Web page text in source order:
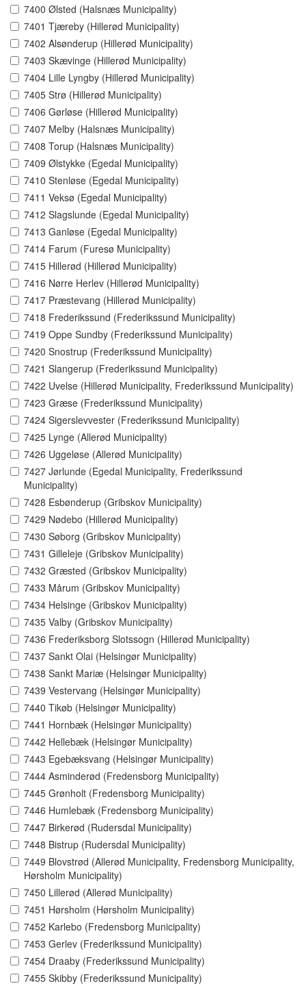
7400 Ølsted (Halsnæs Municipality)
7401 Tjæreby (Hillerød Municipality)
7402 Alsønderup (Hillerød Municipality)
7403 Skævinge (Hillerød Municipality)
7404 Lille Lyngby (Hillerød Municipality)
7405 Strø (Hillerød Municipality)
7406 Gørløse (Hillerød Municipality)
7407 Melby (Halsnæs Municipality)
7408 Torup (Halsnæs Municipality)
7409 Ølstykke (Egedal Municipality)
7410 Stenløse (Egedal Municipality)
7411 Veksø (Egedal Municipality)
7412 Slagslunde (Egedal Municipality)
7413 Ganløse (Egedal Municipality)
7414 Farum (Furesø Municipality)
7415 Hillerød (Hillerød Municipality)
7416 Nørre Herlev (Hillerød Municipality)
7417 Præstevang (Hillerød Municipality)
7418 Frederikssund (Frederikssund Municipality)
7419 Oppe Sundby (Frederikssund Municipality)
7420 Snostrup (Frederikssund Municipality)
7421 Slangerup (Frederikssund Municipality)
7422 Uvelse (Hillerød Municipality, Frederikssund Municipality)
7423 Græse (Frederikssund Municipality)
7424 Sigerslevvester (Frederikssund Municipality)
7425 Lynge (Allerød Municipality)
7426 Uggeløse (Allerød Municipality)
7427 Jørlunde (Egedal Municipality, Frederikssund
Municipality)
7428 Esbønderup (Gribskov Municipality)
7429 Nødebo (Hillerød Municipality)
7430 Søborg (Gribskov Municipality)
7431 Gilleleje (Gribskov Municipality)
7432 Græsted (Gribskov Municipality)
7433 Mårum (Gribskov Municipality)
7434 Helsinge (Gribskov Municipality)
7435 Valby (Gribskov Municipality)
7436 Frederiksborg Slotssogn (Hillerød Municipality)
7437 Sankt Olai (Helsingør Municipality)
7438 Sankt Mariæ (Helsingør Municipality)
7439 Vestervang (Helsingør Municipality)
7440 Tikøb (Helsingør Municipality)
7441 Hornbæk (Helsingør Municipality)
7442 Hellebæk (Helsingør Municipality)
7443 Egebæksvang (Helsingør Municipality)
7444 Asminderød (Fredensborg Municipality)
7445 Grønholt (Fredensborg Municipality)
7446 Humlebæk (Fredensborg Municipality)
7447 Birkerød (Rudersdal Municipality)
7448 Bistrup (Rudersdal Municipality)
7449 Blovstrød (Allerød Municipality, Fredensborg Municipality,
Hørsholm Municipality)
7450 Lillerød (Allerød Municipality)
7451 Hørsholm (Hørsholm Municipality)
7452 Karlebo (Fredensborg Municipality)
7453 Gerlev (Frederikssund Municipality)
7454 Draaby (Frederikssund Municipality)
7455 Skibby (Frederikssund Municipality)